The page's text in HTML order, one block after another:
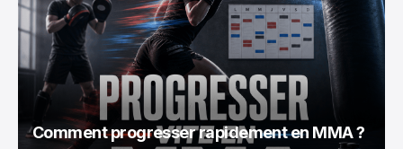
MMA
Comment progresser rapidement en MMA ?